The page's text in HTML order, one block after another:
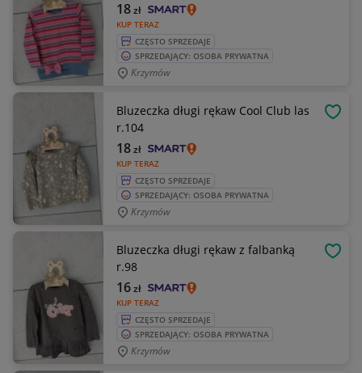
KUP TERAZ
18zł
CZĘSTO SPRZEDAJE
SPRZEDAJĄCY: OSOBA PRYWATNA
Krzymów
Bluzeczka długi rękaw Cool Club las
r.104
KUP TERAZ
18zł
CZĘSTO SPRZEDAJE
SPRZEDAJĄCY: OSOBA PRYWATNA
Krzymów
Bluzeczka długi rękaw z falbanką
r.98
KUP TERAZ
16zł
CZĘSTO SPRZEDAJE
SPRZEDAJĄCY: OSOBA PRYWATNA
Krzymów